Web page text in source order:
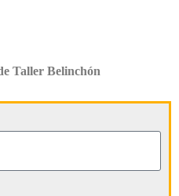
Taller Belinchón